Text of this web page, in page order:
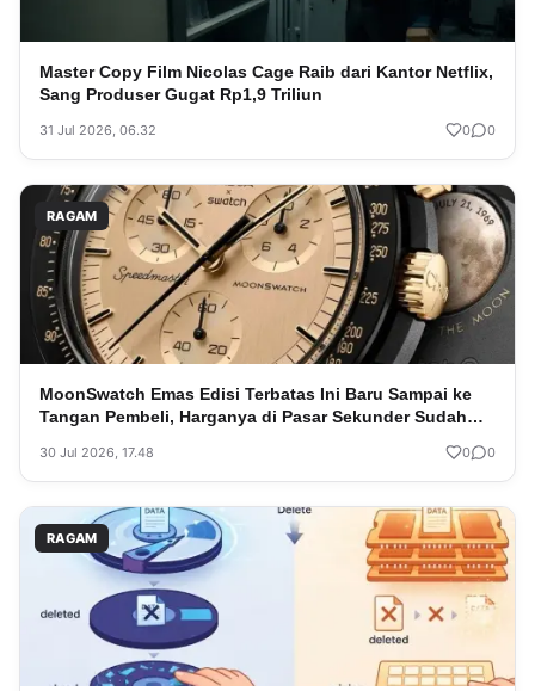
Master Copy Film Nicolas Cage Raib dari Kantor Netflix,
Sang Produser Gugat Rp1,9 Triliun
31 Jul 2026, 06.32 0 0
RAGAM
MoonSwatch Emas Edisi Terbatas Ini Baru Sampai ke
Tangan Pembeli, Harganya di Pasar Sekunder Sudah
30 Jul 2026, 17.48 0 0
RAGAM